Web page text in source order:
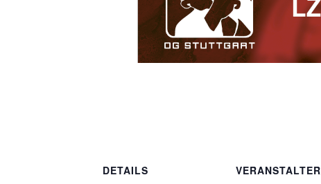
DETAILS
VERANSTALTER